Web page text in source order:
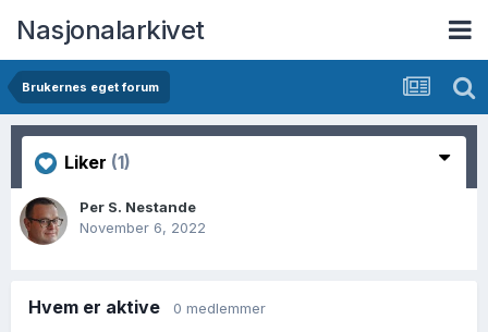
Nasjonalarkivet
Brukernes eget forum
Liker (1)
Per S. Nestande
November 6, 2022
Hvem er aktive 0 medlemmer